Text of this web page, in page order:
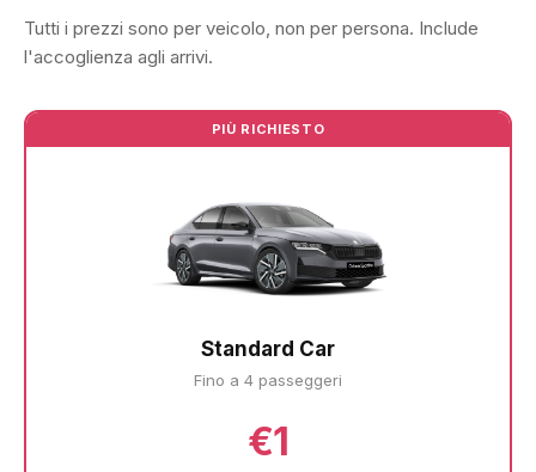
Tutti i prezzi sono per veicolo, non per persona. Include
l'accoglienza agli arrivi.
PIÙ RICHIESTO
Standard Car
Fino a 4 passeggeri
€1